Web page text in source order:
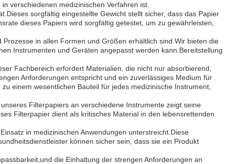
verschiedenen medizinischen Verfahren ist.
sorgfältig eingestellte Gewicht stellt sicher, dass das Papier
dieses Papiers wird sorgfältig getestet, um zu gewährleisten,
in allen Formen und Größen erhältlich sind.Wir bieten die
Instrumenten und Geräten angepasst werden kann.Bereitstellung
Fachbereich erfordert Materialien, die nicht nur absorbierend,
Anforderungen entspricht und ein zuverlässiges Medium für
einem wesentlichen Bauteil für jedes medizinische Instrument,
Filterpapiers an verschiedene Instrumente zeigt seine
Filterpapier dient als kritisches Material in den lebensrettenden
in medizinischen Anwendungen unterstreicht.Diese
können sicher sein, dass sie ein Produkt
die Einhaltung der strengen Anforderungen an